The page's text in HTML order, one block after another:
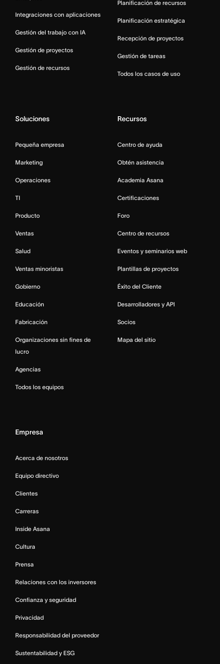
Integraciones con aplicaciones
Gestión del trabajo con IA
Gestión de proyectos
Gestión de recursos
Planificación de recursos
Planificación estratégica
Recepción de proyectos
Gestión de tareas
Todos los casos de uso
Soluciones
Pequeña empresa
Marketing
Operaciones
TI
Producto
Ventas
Salud
Ventas minoristas
Gobierno
Educación
Fabricación
Organizaciones sin fines de
lucro
Agencias
Todos los equipos
Recursos
Centro de ayuda
Obtén asistencia
Academia Asana
Certificaciones
Foro
Centro de recursos
Eventos y seminarios web
Plantillas de proyectos
Éxito del Cliente
Desarrolladores y API
Socios
Mapa del sitio
Empresa
Acerca de nosotros
Equipo directivo
Clientes
Carreras
Inside Asana
Cultura
Prensa
Relaciones con los inversores
Confianza y seguridad
Privacidad
Responsabilidad del proveedor
Sustentabilidad y ESG